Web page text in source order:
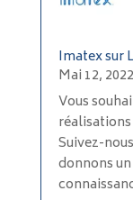
Imatex sur
Mai 12, 2022
Vous
Suivez-
donnons